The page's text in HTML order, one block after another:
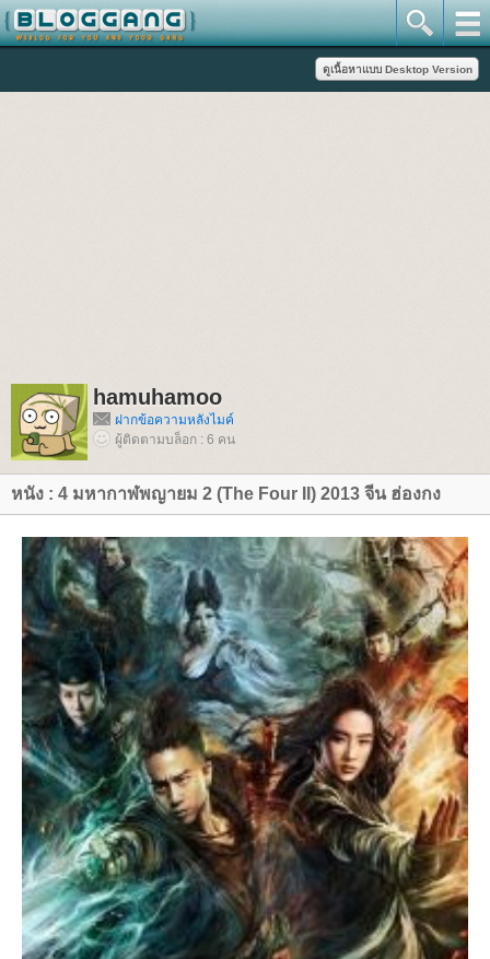
hamuhamoo
ฝากข้อความหลังไมค์
ผู้ติดตามบล็อก : 6 คน
หนัง : 4 มหากาฬพญายม 2 (The Four II) 2013 จีน ฮ่องกง